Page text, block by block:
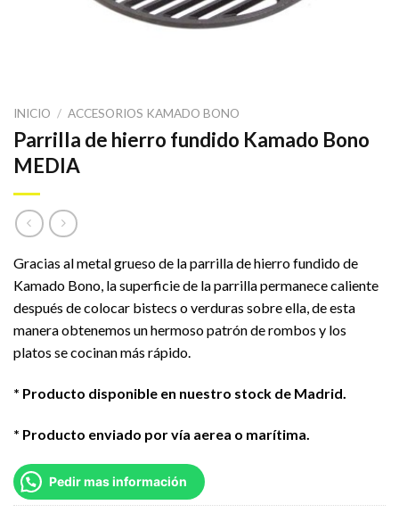
INICIO / ACCESORIOS KAMADO BONO
Parrilla de hierro fundido Kamado Bono
MEDIA
Gracias al metal grueso de la parrilla de hierro fundido de
Kamado Bono, la superficie de la parrilla permanece caliente
después de colocar bistecs o verduras sobre ella, de esta
manera obtenemos un hermoso patrón de rombos y los
platos se cocinan más rápido.
* Producto disponible en nuestro stock de Madrid.
* Producto enviado por vía aerea o marítima.
Pedir mas información